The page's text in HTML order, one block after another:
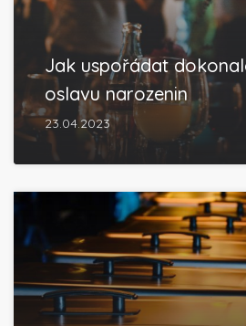
Jak uspořádat
oslavu narozenin
23.04.2023